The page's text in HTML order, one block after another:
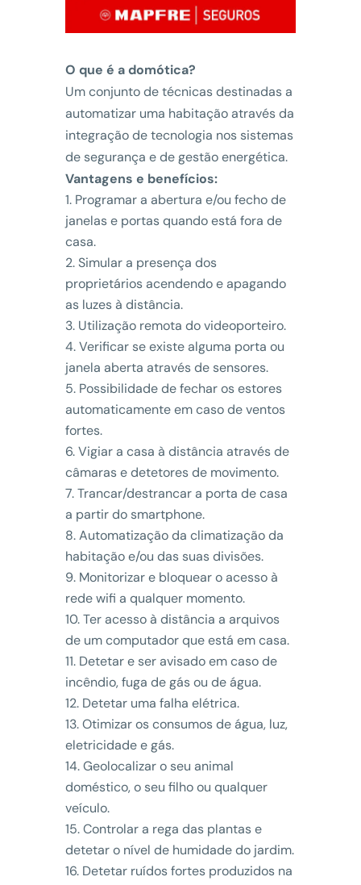
O que é a domótica?
Um conjunto de técnicas destinadas a
automatizar uma habitação através da
integração de tecnologia nos sistemas
de segurança e de gestão energética.
Vantagens e benefícios:
Programar a abertura e/ou fecho de
janelas e portas quando está fora de
casa.
Simular a presença dos
proprietários acendendo e apagando
as luzes à distância.
Utilização remota do videoporteiro.
Verificar se existe alguma porta ou
janela aberta através de sensores.
Possibilidade de fechar os estores
automaticamente em caso de ventos
fortes.
Vigiar a casa à distância através de
câmaras e detetores de movimento.
Trancar/destrancar a porta de casa
a partir do smartphone.
Automatização da climatização da
habitação e/ou das suas divisões.
Monitorizar e bloquear o acesso à
rede wifi a qualquer momento.
Ter acesso à distância a arquivos
de um computador que está em casa.
Detetar e ser avisado em caso de
incêndio, fuga de gás ou de água.
Detetar uma falha elétrica.
Otimizar os consumos de água, luz,
eletricidade e gás.
Geolocalizar o seu animal
doméstico, o seu filho ou qualquer
veículo.
Controlar a rega das plantas e
detetar o nível de humidade do jardim.
Detetar ruídos fortes produzidos na